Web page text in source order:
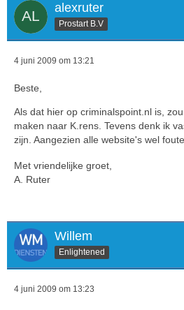
alexruter
Prostart B.V
4 juni 2009 om 13:21
Beste,
Als dat hier op criminalspoint.nl is,
maken naar K.rens. Tevens denk ik
zijn. Aangezien alle website's wel
Met vriendelijke groet,
A. Ruter
Willem
Enlightened
4 juni 2009 om 13:23